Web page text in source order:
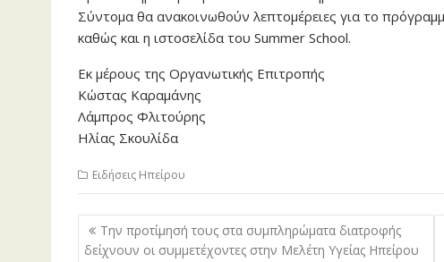
Σύντομα θα ανακοινωθούν λεπτομέρειες για το
καθώς και η ιστοσελίδα του Summer School.
Εκ μέρους της Οργανωτικής Επιτροπής
Κώστας Καραμάνης
Λάμπρος Φλιτούρης
Ηλίας Σκουλίδα
Ειδήσεις Ηπείρου
Πλοήγηση
άρθρων
Την προτίμησή τους στα συμπληρώματα διατροφής
δείχνουν οι συμμετέχοντες στην Μελέτη Υγείας Ηπείρου